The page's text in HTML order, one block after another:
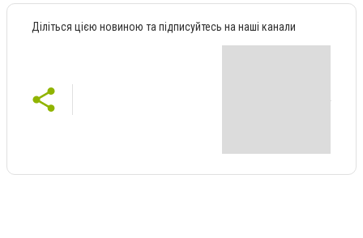
Діліться цією новиною та підписуйтесь на наші канали